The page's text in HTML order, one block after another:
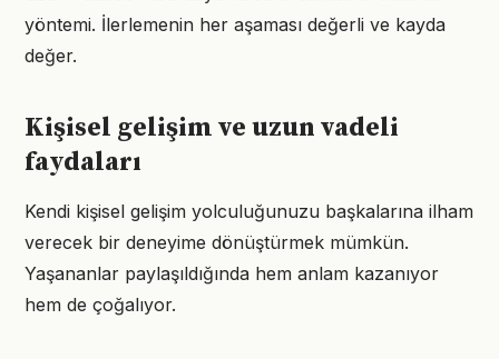
yöntemi. İlerlemenin her aşaması değerli ve kayda
değer.
Kişisel gelişim ve uzun vadeli
faydaları
Kendi kişisel gelişim yolculuğunuzu başkalarına ilham
verecek bir deneyime dönüştürmek mümkün.
Yaşananlar paylaşıldığında hem anlam kazanıyor
hem de çoğalıyor.